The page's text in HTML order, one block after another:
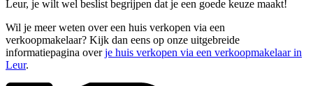
Leur, je wilt wel beslist begrijpen dat je een goede keuze maakt!
Wil je meer weten over een huis verkopen via een
verkoopmakelaar? Kijk dan eens op onze uitgebreide
informatiepagina overje huis verkopen via een verkoopmakelaar in
Leur.